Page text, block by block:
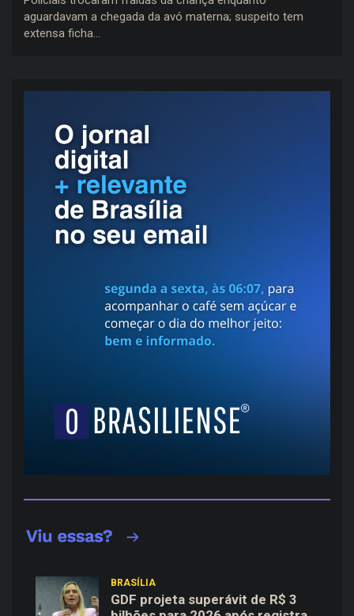
aguardavam a chegada da avó materna; suspeito tem
extensa ficha…
BRASÍLIA
GDF projeta superávit de R$ 3